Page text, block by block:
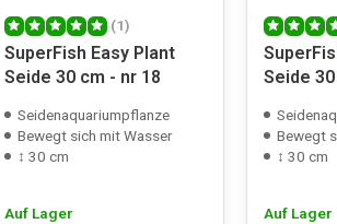
(1)
SuperFish Easy Plant
Seide 30 cm - nr 18
Seidenaquariumpflanze
Bewegt sich mit Wasser
↕ 30 cm
Auf Lager
Seide
Bewegt
↕ 30 cm
Auf Lager